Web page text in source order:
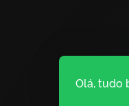
Olá, tudo